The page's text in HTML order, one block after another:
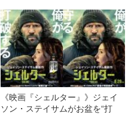
幸三を説得できなかった「長男
の葛藤」
《映画『シェルター』》ジェイ
ソン・ステイサムがお盆を“打